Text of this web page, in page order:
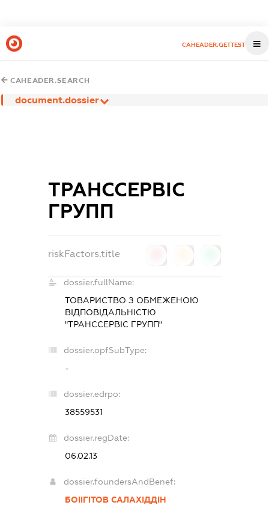
CAHEADER.GETTEST
CAHEADER.SEARCH
document.dossier
ТРАНССЕРВІС
ГРУПП
riskFactors.title
dossier.fullName:
ТОВАРИСТВО З ОБМЕЖЕНОЮ
ВІДПОВІДАЛЬНІСТЮ
"ТРАНССЕРВІС ГРУПП"
dossier.opfSubType:
-
dossier.edrpo:
38559531
dossier.regDate:
06.02.13
dossier.foundersAndBenef:
БОІІГІТОВ САЛАХІДДІН